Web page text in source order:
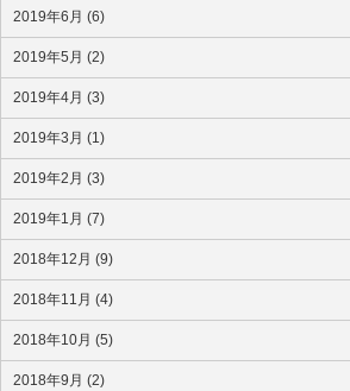
2019年6月 (6)
2019年5月 (2)
2019年4月 (3)
2019年3月 (1)
2019年2月 (3)
2019年1月 (7)
2018年12月 (9)
2018年11月 (4)
2018年10月 (5)
2018年9月 (2)